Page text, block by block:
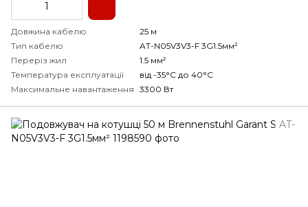
Довжина кабелю
25 м
Тип кабелю
AT-N05V3V3-F 3G1.5мм²
Переріз жил
1.5 мм²
Температура експлуатації
від -35°С до 40°С
Максимальне навантаження 3300 Вт